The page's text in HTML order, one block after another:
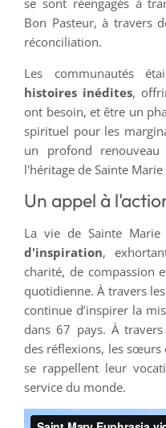
se sont réengagés à
Bon Pasteur, à travers
réconciliation.
Les communautés
histoires inédites,
ont besoin, et être un
spirituel pour les
un profond
l'héritage de Sainte Marie
Un appel à
La vie de Sainte Marie
d'inspiration,
charité, de compassion
quotidienne. À travers
continue d’inspirer la
dans 67 pays. À
des réflexions, les sœurs
se rappellent leur
service du monde.